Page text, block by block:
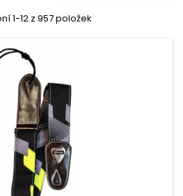
1-12 z 957 položek